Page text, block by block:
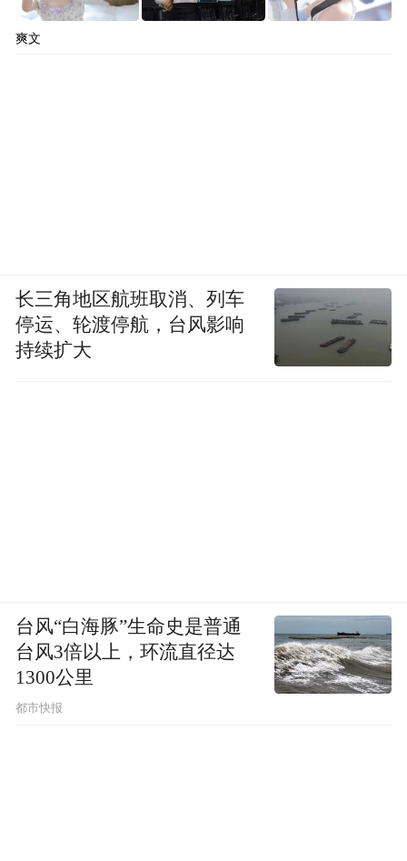
爽文
长三角地区航班取消、列车
停运、轮渡停航，台风影响
持续扩大
台风“白海豚”生命史是普通
台风3倍以上，环流直径达
1300公里
都市快报